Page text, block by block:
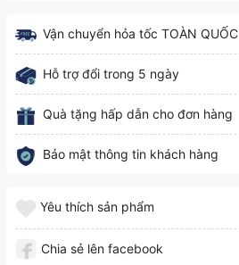
Vận chuyển hỏa tốc TOÀN QUỐC
Hỗ trợ đổi trong 5 ngày
Quà tặng hấp dẫn cho đơn hàng
Bảo mật thông tin khách hàng
Yêu thích sản phẩm
Chia sẻ lên facebook